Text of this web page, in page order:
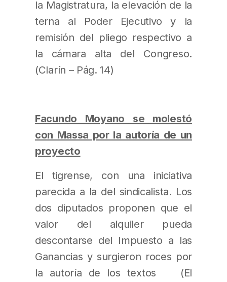
la Magistratura, la elevación de la
terna al Poder Ejecutivo y la
remisión del pliego respectivo a
la cámara alta del Congreso.
(Clarín – Pág. 14)
Facundo Moyano se molestó
con Massa por la autoría de un
proyecto
El tigrense, con una iniciativa
parecida a la del sindicalista. Los
dos diputados proponen que el
valor del alquiler pueda
descontarse del Impuesto a las
Ganancias y surgieron roces por
la autoría de los textos (El